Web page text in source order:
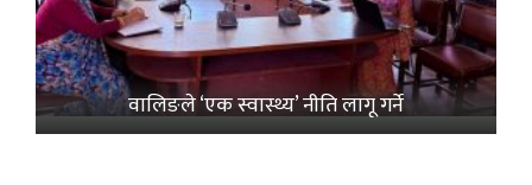
वालिङले ‘एक स्वास्थ्य’ नीति लागू गर्ने